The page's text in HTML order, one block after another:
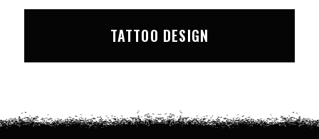
TATTOO DESIGN